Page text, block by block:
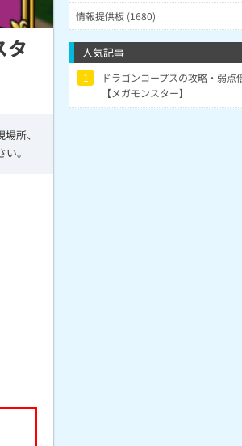
タ
所、
。
情報提供板 (1680)
人気記事
1
ドラゴンコープスの攻略・弱点
【メガモンスター】